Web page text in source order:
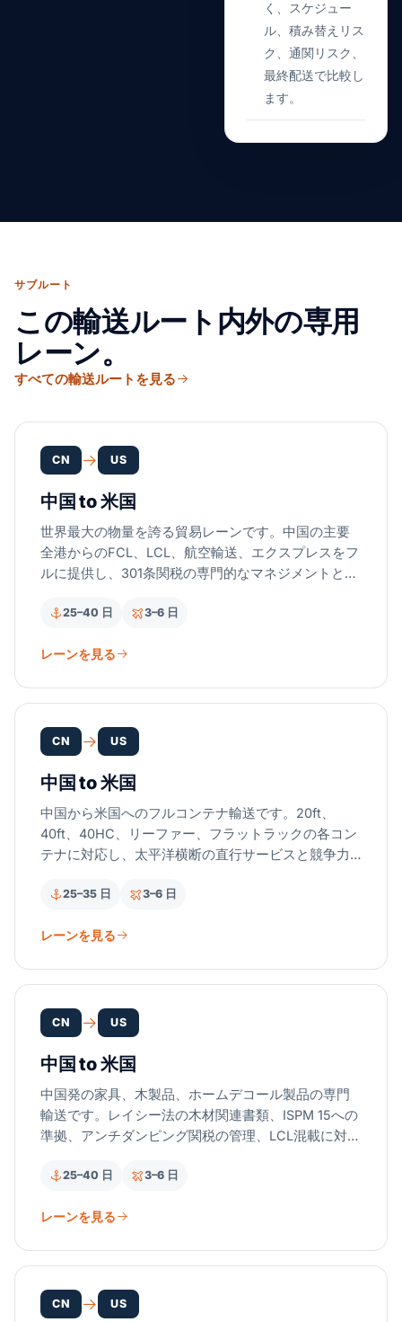
く、スケジュー
ル、積み替えリス
ク、通関リスク、
最終配送で比較し
ます。
サブルート
この輸送ルート内外の専用
レーン。
すべての輸送ルートを見る
CN US
中国 to 米国
世界最大の物量を誇る貿易レーンです。中国の主要
全港からのFCL、LCL、航空輸送、エクスプレスをフ
ルに提供し、301条関税の専門的なマネジメントと通
25–40 日 3–6 日
レーンを見る
CN US
中国 to 米国
中国から米国へのフルコンテナ輸送です。20ft、
40ft、40HC、リーファー、フラットラックの各コン
テナに対応し、太平洋横断の直行サービスと競争力
25–35 日 3–6 日
レーンを見る
CN US
中国 to 米国
中国発の家具、木製品、ホームデコール製品の専門
輸送です。レイシー法の木材関連書類、ISPM 15への
準拠、アンチダンピング関税の管理、LCL混載に対応
25–40 日 3–6 日
レーンを見る
CN US